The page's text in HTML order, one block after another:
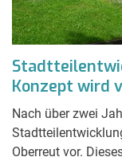
Konzept wird
Nach über zwei
Oberreut vor.